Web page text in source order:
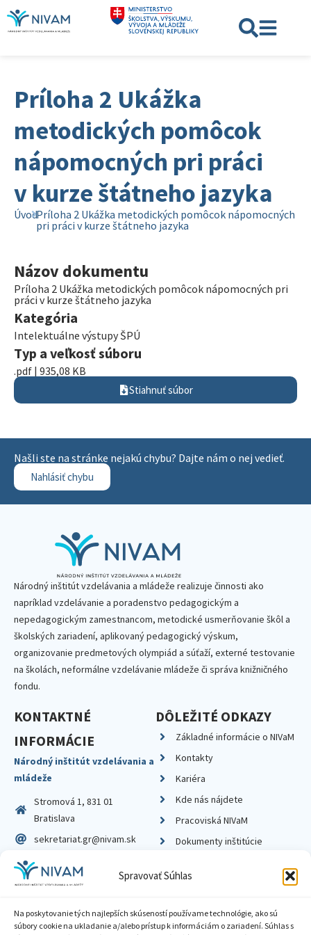
Spravovať Súhlas
Na poskytovanie tých najlepších skúseností používame technológie, ako sú
súbory cookie na ukladanie a/alebo prístup k informáciám o zariadení. Súhlas s
Príloha 2 Ukážka
metodických pomôcok
nápomocných pri práci
v kurze štátneho jazyka
ÚvodPríloha 2 Ukážka metodických pomôcok nápomocných
pri práci v kurze štátneho jazyka
Názov dokumentu
Príloha 2 Ukážka metodických pomôcok nápomocných pri
práci v kurze štátneho jazyka
Kategória
Intelektuálne výstupy ŠPÚ
Typ a veľkosť súboru
.pdf | 935,08 KB
Stiahnuť súbor
Našli ste na stránke nejakú chybu? Dajte nám o nej vedieť.
Nahlásiť chybu
Národný inštitút vzdelávania a mládeže realizuje činnosti ako
napríklad vzdelávanie a poradenstvo pedagogickým a
nepedagogickým zamestnancom, metodické usmerňovanie škôl a
školských zariadení, aplikovaný pedagogický výskum,
organizovanie predmetových olympiád a súťaží, externé testovanie
na školách, neformálne vzdelávanie mládeže či správa knižničného
fondu.
KONTAKTNÉ
INFORMÁCIE
Národný inštitút vzdelávania a
mládeže
Stromová 1, 831 01
Bratislava
sekretariat.gr@nivam.sk
IČO: 00164348
DIČ: 2020798714
DÔLEŽITÉ ODKAZY
Základné informácie o NIVaM
Kontakty
Kariéra
Kde nás nájdete
Pracoviská NIVaM
Dokumenty inštitúcie